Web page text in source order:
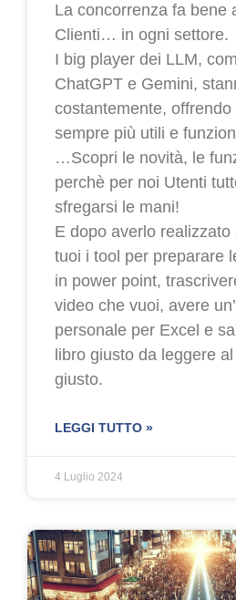
La concorrenza fa bene
Clienti… in ogni settore.
I big player dei LLM,
ChatGPT e Gemini,
costantemente, offrendo
sempre più utili e
…Scopri le novità, le
perchè per noi Utenti
sfregarsi le mani!
E dopo averlo realizzato
tuoi i tool per preparare
in power point,
video che vuoi, avere
personale per Excel e
libro giusto da leggere
giusto.
LEGGI TUTTO »
4 Luglio 2024